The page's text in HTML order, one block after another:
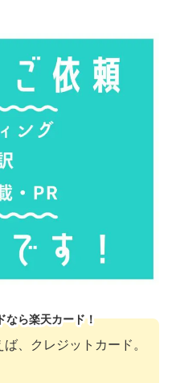
なら楽天カード！
、クレジットカード。